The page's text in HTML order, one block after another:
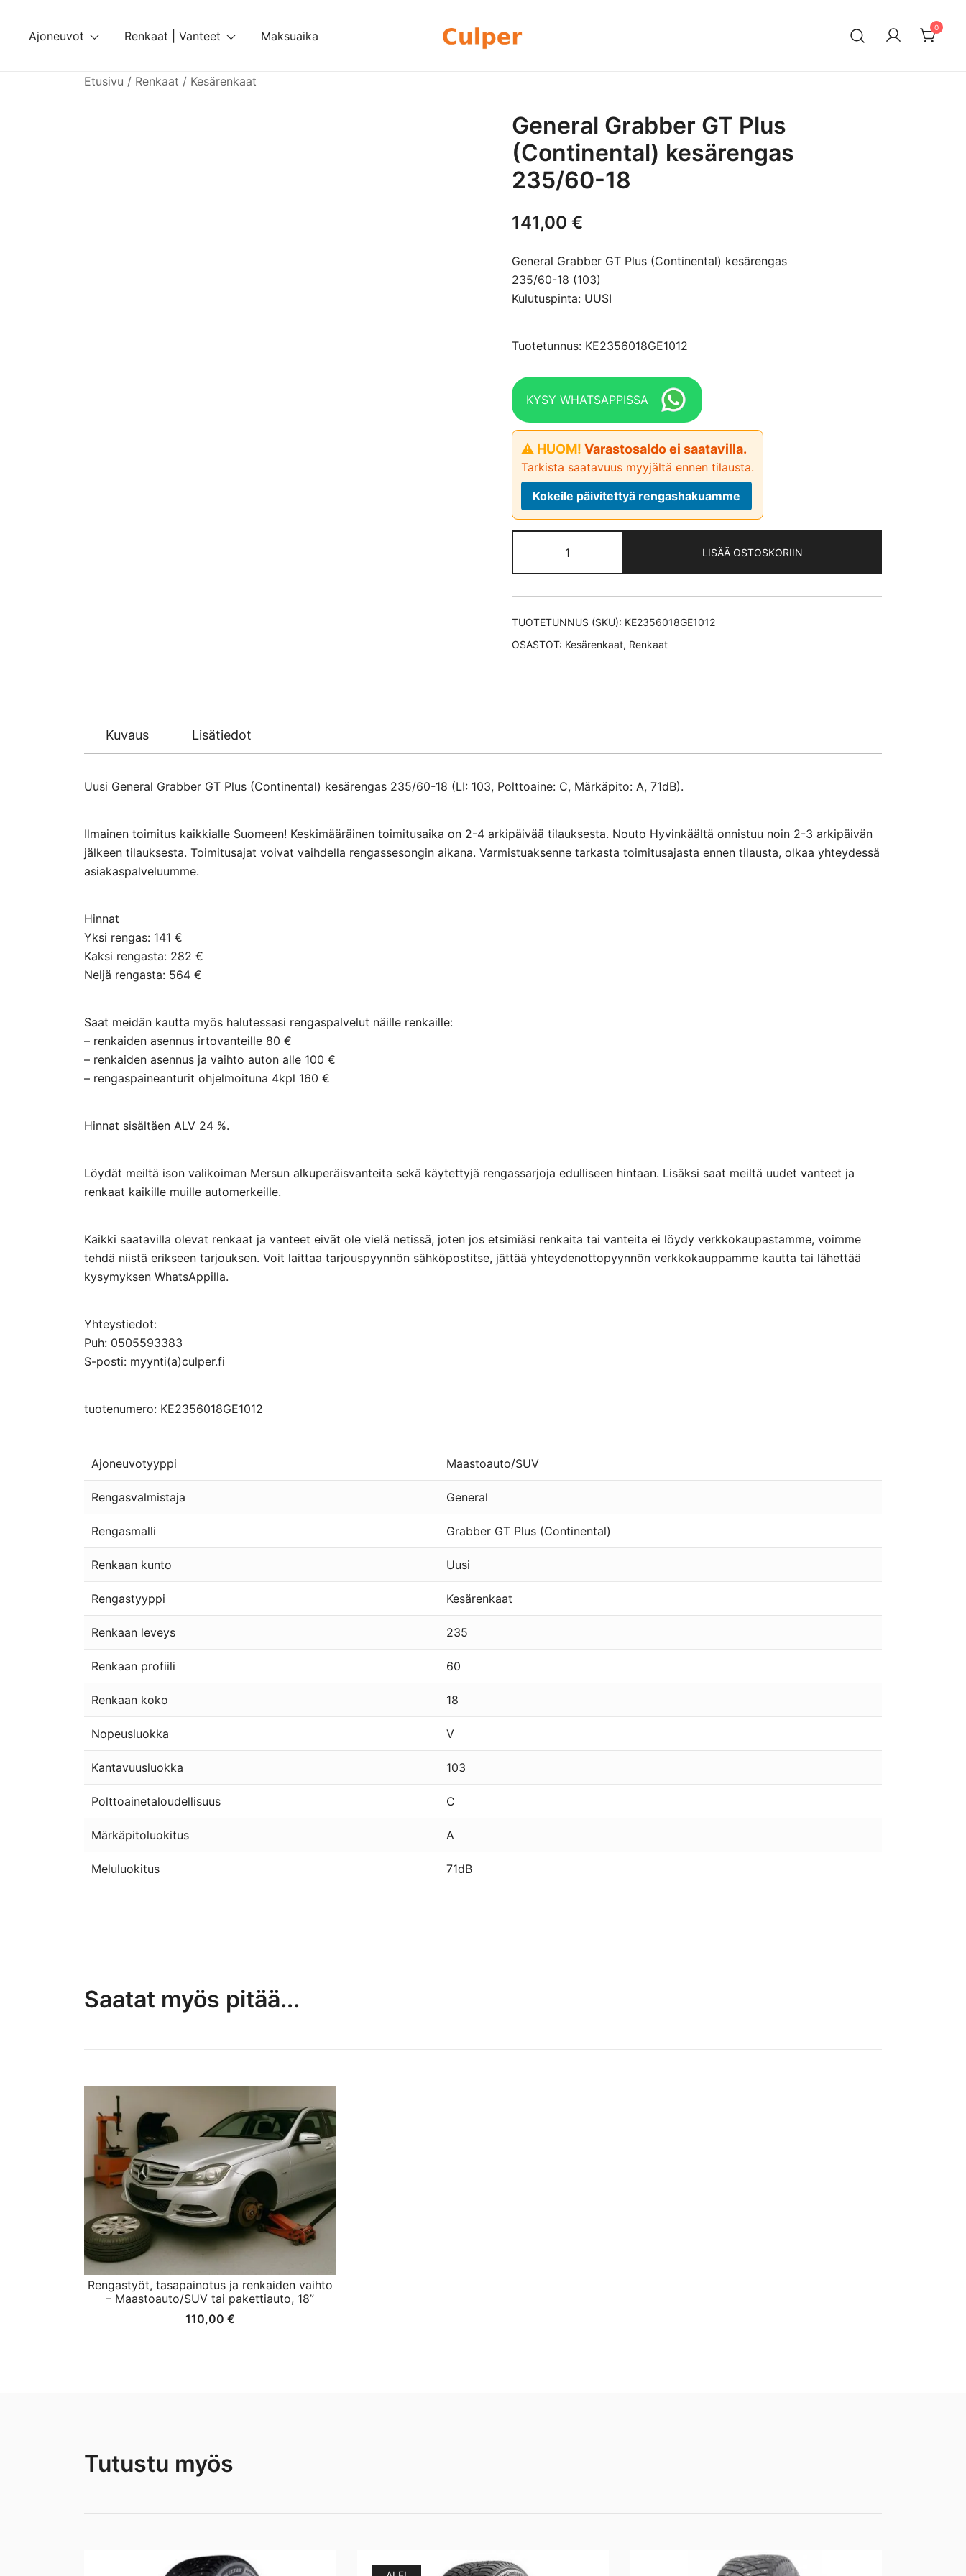
content
Ajoneuvot Renkaat | Vanteet Maksuaika
0
Etusivu / Renkaat / Kesärenkaat
General Grabber GT Plus
(Continental) kesärengas
235/60-18
141,00 €
General Grabber GT Plus (Continental) kesärengas
235/60-18 (103)
Kulutuspinta: UUSI
Tuotetunnus: KE2356018GE1012
KYSY WHATSAPPISSA
⚠ HUOM! Varastosaldo ei saatavilla.
Tarkista saatavuus myyjältä ennen tilausta.
Kokeile päivitettyä rengashakuamme
Grabber
GT
Plus
(Continental)
235/60-
LISÄÄ OSTOSKORIIN
TUOTETUNNUS (SKU): KE2356018GE1012
OSASTOT: Kesärenkaat, Renkaat
Kuvaus Lisätiedot
Uusi General Grabber GT Plus (Continental) kesärengas 235/60-18 (LI: 103, Polttoaine: C, Märkäpito: A, 71dB).
Ilmainen toimitus kaikkialle Suomeen! Keskimääräinen toimitusaika on 2-4 arkipäivää tilauksesta. Nouto Hyvinkäältä onnistuu noin 2-3 arkipäivän
jälkeen tilauksesta. Toimitusajat voivat vaihdella rengassesongin aikana. Varmistuaksenne tarkasta toimitusajasta ennen tilausta, olkaa yhteydessä
asiakaspalveluumme.
Hinnat
Yksi rengas: 141 €
Kaksi rengasta: 282 €
Neljä rengasta: 564 €
Saat meidän kautta myös halutessasi rengaspalvelut näille renkaille:
– renkaiden asennus irtovanteille 80 €
– renkaiden asennus ja vaihto auton alle 100 €
– rengaspaineanturit ohjelmoituna 4kpl 160 €
Hinnat sisältäen ALV 24 %.
Löydät meiltä ison valikoiman Mersun alkuperäisvanteita sekä käytettyjä rengassarjoja edulliseen hintaan. Lisäksi saat meiltä uudet vanteet ja
renkaat kaikille muille automerkeille.
Kaikki saatavilla olevat renkaat ja vanteet eivät ole vielä netissä, joten jos etsimiäsi renkaita tai vanteita ei löydy verkkokaupastamme, voimme
tehdä niistä erikseen tarjouksen. Voit laittaa tarjouspyynnön sähköpostitse, jättää yhteydenottopyynnön verkkokauppamme kautta tai lähettää
kysymyksen WhatsAppilla.
Yhteystiedot:
Puh: 0505593383
S-posti: myynti(a)culper.fi
tuotenumero: KE2356018GE1012
Ajoneuvotyyppi Maastoauto/SUV
Rengasvalmistaja General
Rengasmalli Grabber GT Plus (Continental)
Renkaan kunto Uusi
Rengastyyppi Kesärenkaat
Renkaan leveys 235
Renkaan profiili 60
Renkaan koko 18
Nopeusluokka V
Kantavuusluokka 103
Polttoainetaloudellisuus C
Märkäpitoluokitus A
Meluluokitus 71dB
Saatat myös pitää...
Rengastyöt, tasapainotus ja renkaiden vaihto
– Maastoauto/SUV tai pakettiauto, 18”
110,00 €
Tutustu myös